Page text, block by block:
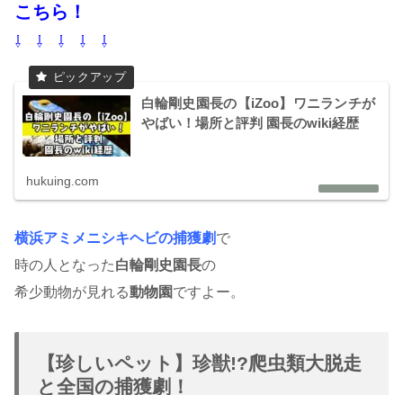
こちら！
⇩ ⇩ ⇩ ⇩ ⇩
白輪剛史園長の【iZoo】ワニランチが
やばい！場所と評判 園長のwiki経歴
hukuing.com
横浜アミメニシキヘビの捕獲劇 で
時の人となった白輪剛史園長の
希少動物が見れる動物園ですよー。
【珍しいペット】珍獣!?爬虫類大脱走
と全国の捕獲劇！